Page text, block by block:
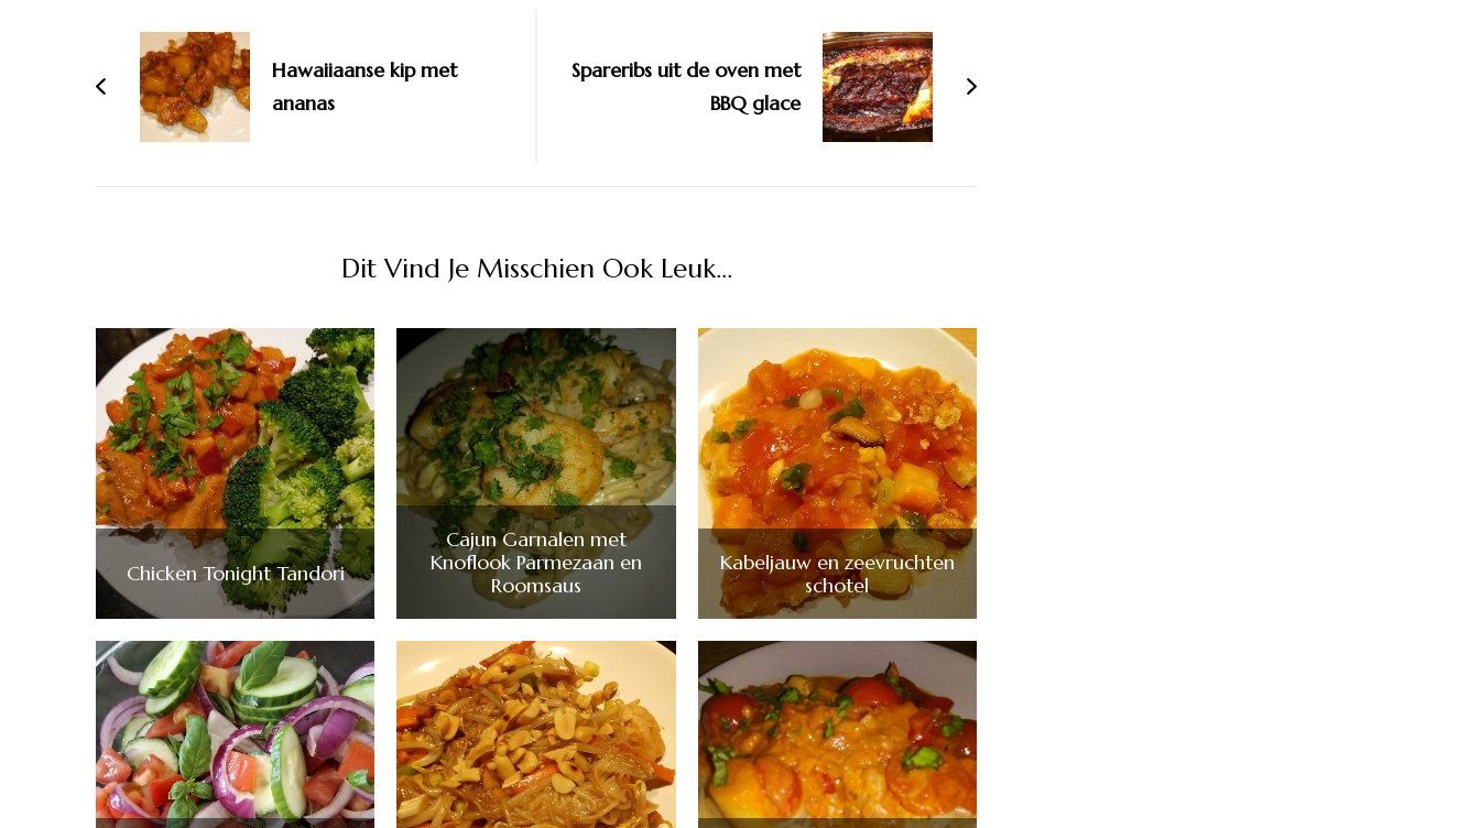
navigatie
Hawaiiaanse kip met
ananas
Spareribs uit de oven met
BBQ glace
Dit Vind Je Misschien Ook Leuk...
Chicken Tonight Tandori
Cajun Garnalen met
Knoflook Parmezaan en
Roomsaus
Kabeljauw en zeevruchten
schotel